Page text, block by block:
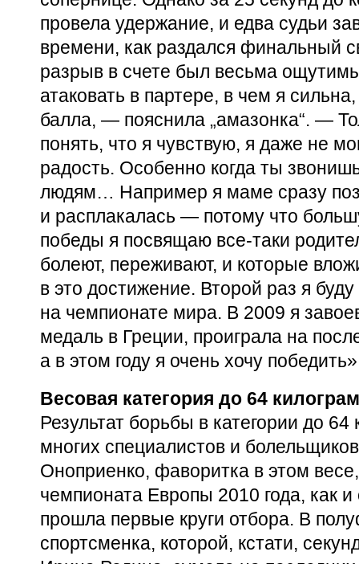
провела удержание, и едва судьи
времени, как раздался финальный
разрыв в счете был весьма
атаковать в партере, в чем я
балла, — пояснила „амазонка“. —
понять, что я чувствую, я даже не
радость. Особенно когда ты
людям… Например я маме сразу
и расплакалась — потому что
победы я посвящаю все-таки
болеют, переживают, и которые
в это достижение. Второй раз я
на чемпионате мира. В 2009 я
медаль в Греции, проиграла на
а в этом году я очень хочу
Весовая категория до 64
Результат борьбы в категории до
многих специалистов и
Оноприенко, фаворитка в этом
чемпионата Европы 2010 года, как
прошла первые круги отбора. В
спортсменка, которой, кстати,